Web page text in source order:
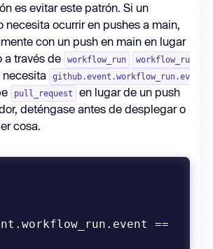
es evitar este patrón. Si un
necesita ocurrir en pushes a main,
con un push en main en lugar
a través de
workflow_run
workflow_ru
necesita
github.event.workflow_run.ev
pull_request
en lugar de un push
deténgase antes de desplegar o
cosa.